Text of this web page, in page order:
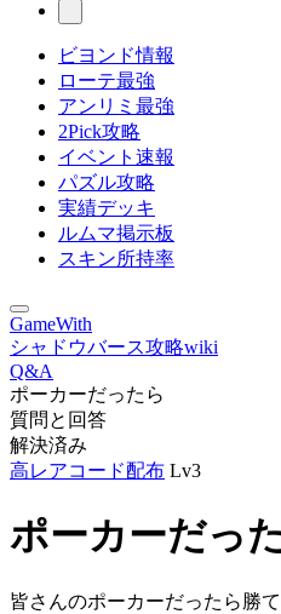
ビヨンド情報
ローテ最強
アンリミ最強
2Pick攻略
イベント速報
パズル攻略
実績デッキ
ルムマ掲示板
スキン所持率
GameWith
シャドウバース攻略wiki
Q&A
ポーカーだったら
質問と回答
解決済み
高レアコード配布 Lv3
ポーカーだっ
皆さんのポーカーだったら勝